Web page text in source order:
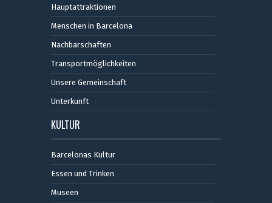
Hauptattraktionen
Menschen in Barcelona
Nachbarschaften
Transportmöglichkeiten
Unsere Gemeinschaft
Unterkunft
KULTUR
Barcelonas Kultur
Essen und Trinken
Museen